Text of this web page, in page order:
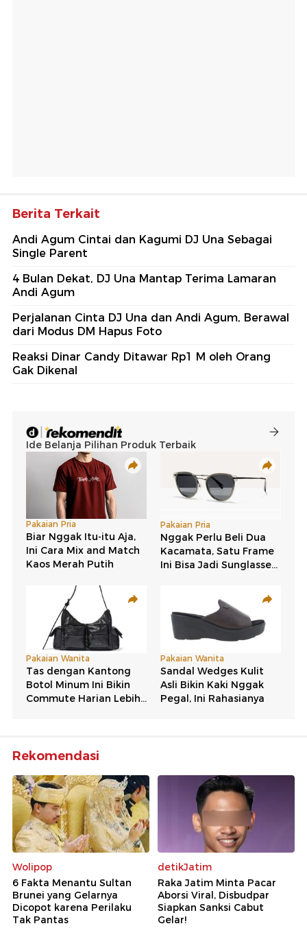
Berita Terkait
Andi Agum Cintai dan Kagumi DJ Una Sebagai
Single Parent
4 Bulan Dekat, DJ Una Mantap Terima Lamaran
Andi Agum
Perjalanan Cinta DJ Una dan Andi Agum, Berawal
dari Modus DM Hapus Foto
Reaksi Dinar Candy Ditawar Rp1 M oleh Orang
Gak Dikenal
Rekomendasi
Wolipop
6 Fakta Menantu Sultan
Brunei yang Gelarnya
Dicopot karena Perilaku
Tak Pantas
detikJatim
Raka Jatim Minta Pacar
Aborsi Viral, Disbudpar
Siapkan Sanksi Cabut
Gelar!